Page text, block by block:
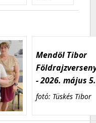
Mendöl Tibor
- 2026. május 5.
fotó: Tüskés Tibor